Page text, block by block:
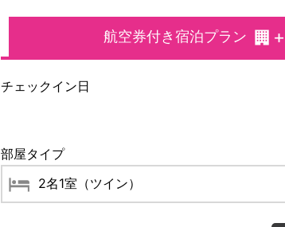
航空券付き宿泊プラン
チェックイン日
部屋タイプ